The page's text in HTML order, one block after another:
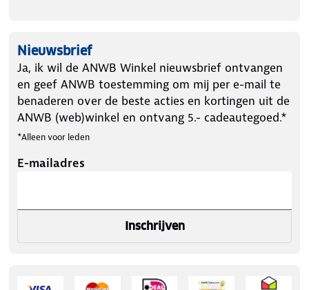
Nieuwsbrief
Ja, ik wil de ANWB Winkel nieuwsbrief ontvangen
en geef ANWB toestemming om mij per e-mail te
benaderen over de beste acties en kortingen uit de
ANWB (web)winkel en ontvang 5.- cadeautegoed.*
*Alleen voor leden
E-mailadres
Inschrijven